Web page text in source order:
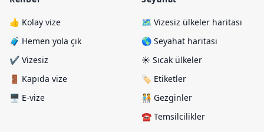
👍 Kolay vize
🧳 Hemen yola çık
✔️ Vizesiz
🚪 Kapıda vize
🖥️ E-vize
🗺️ Vizesiz ülkeler haritası
🌎 Seyahat haritası
☀️ Sıcak ülkeler
🏷️ Etiketler
🧑‍🤝‍🧑 Gezginler
☎️ Temsilcilikler